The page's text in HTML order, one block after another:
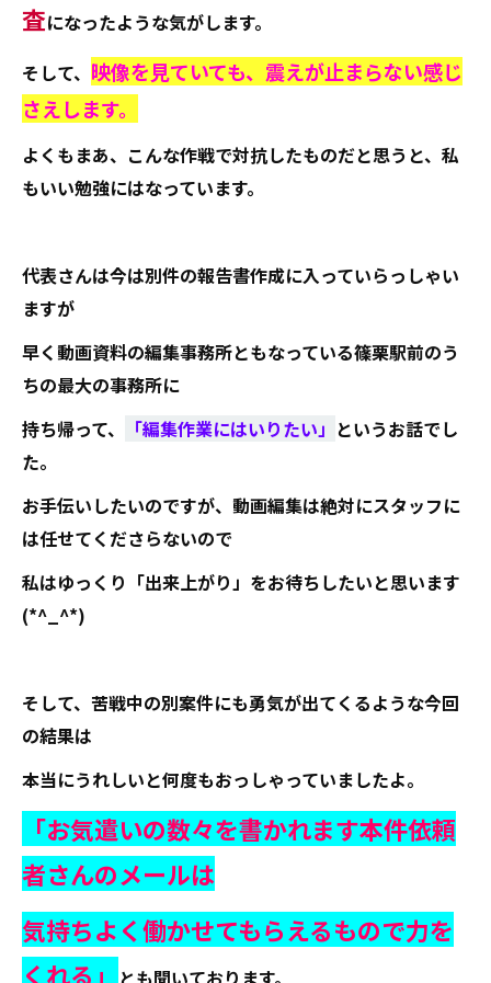
査になったような気がします。
そして、 映像を見ていても、震えが止まらない感じ
さえします。
よくもまあ、こんな作戦で対抗したものだと思うと、私
もいい勉強にはなっています。
代表さんは今は別件の報告書作成に入っていらっしゃい
ますが
早く動画資料の編集事務所ともなっている篠栗駅前のう
ちの最大の事務所に
持ち帰って、
「編集作業にはいりたい」 というお話でし
た。
お手伝いしたいのですが、動画編集は絶対にスタッフに
は任せてくださらないので
私はゆっくり「出来上がり」をお待ちしたいと思います
(*^_^*)
そして、苦戦中の別案件にも勇気が出てくるような今回
の結果は
本当にうれしいと何度もおっしゃっていましたよ。
「お気遣いの数々を書かれます本件依頼
者さんのメールは
気持ちよく働かせてもらえるもので力を
くれる」
とも聞いております。